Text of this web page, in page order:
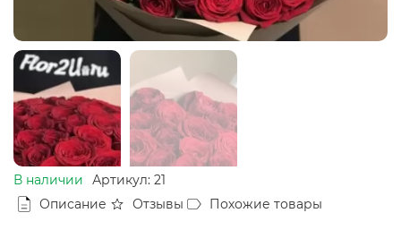
В наличии
Артикул: 21
Описание
Отзывы Похожие товары